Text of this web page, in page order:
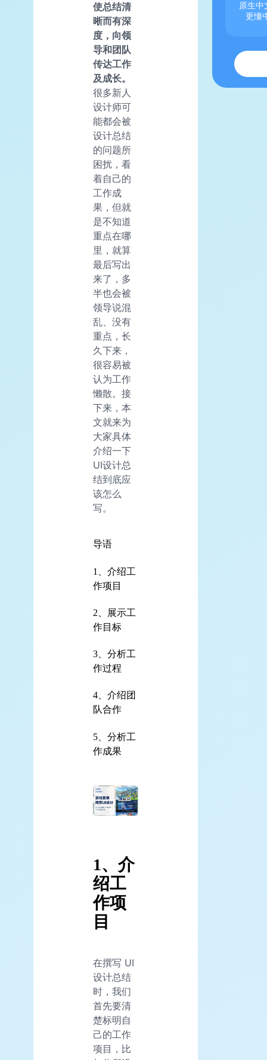
使总结清
晰而有深
度，向领
导和团队
传达工作
及成长。
很多新人
设计师可
能都会被
设计总结
的问题所
困扰，看
着自己的
工作成
果，但就
是不知道
重点在哪
里，就算
最后写出
来了，多
半也会被
领导说混
乱、没有
重点，长
久下来，
很容易被
认为工作
懒散。接
下来，本
文就来为
大家具体
介绍一下
UI设计总
结到底应
该怎么
写。
导语
1、介绍工
作项目
2、展示工
作目标
3、分析工
作过程
4、介绍团
队合作
5、分析工
作成果
1、介
绍工
作项
目
在撰写 UI
设计总结
时，我们
首先要清
楚标明自
己的工作
项目，比
原生中
更懂